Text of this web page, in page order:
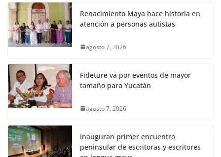
Renacimiento Maya hace historia en
atención a personas autistas
agosto 7, 2026
Fideture va por eventos de mayor
tamaño para Yucatán
agosto 7, 2026
Inauguran primer encuentro
peninsular de escritoras y escritores